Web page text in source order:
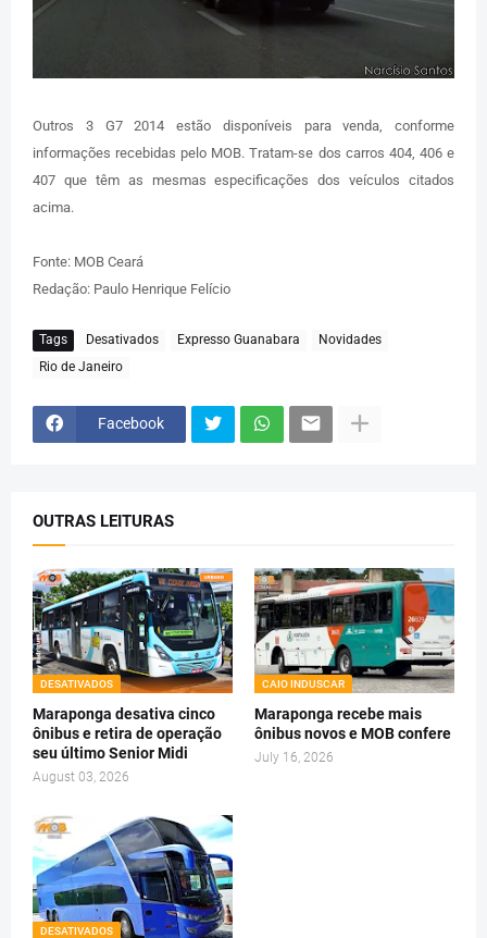
Outros 3 G7 2014 estão disponíveis para venda, conforme
informações recebidas pelo MOB. Tratam-se dos carros 404, 406 e
407 que têm as mesmas especificações dos veículos citados
acima.
Fonte: MOB Ceará
Redação: Paulo Henrique Felício
Tags Desativados Expresso Guanabara
Novidades
Rio de Janeiro
Facebook
OUTRAS LEITURAS
DESATIVADOS
Maraponga desativa cinco
ônibus e retira de operação
seu último Senior Midi
August 03, 2026
CAIO INDUSCAR
Maraponga recebe mais
ônibus novos e MOB confere
July 16, 2026
DESATIVADOS